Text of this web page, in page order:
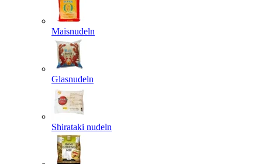
Maisnudeln
Glasnudeln
Shirataki nudeln